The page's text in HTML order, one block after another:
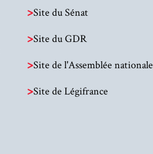
>Site du Sénat
>Site du GDR
>Site de l'Assemblée nationale
>Site de Légifrance